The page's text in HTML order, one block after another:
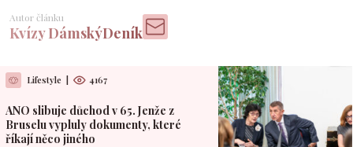
Autor článku
Kvízy DámskýDeník
Lifestyle 4167
ANO slibuje důchod v 65. Jenže z
Bruselu vypluly dokumenty, které
říkají něco jiného